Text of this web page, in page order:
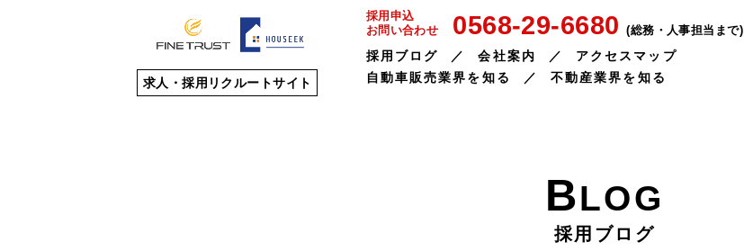
求人・採用リクルートサイト
採用申込
お問い合わせ
0568-29-6680 (総務・人事担当まで)
採用ブログ 会社案内
アクセスマップ
自動車販売業界を知る
不動産業界を知る
BLOG
採用ブログ